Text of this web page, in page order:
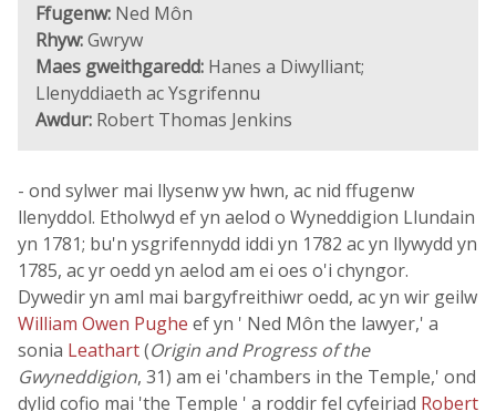
Ffugenw: Ned Môn
Rhyw:Gwryw
Maes gweithgaredd: Hanes a Diwylliant;
Llenyddiaeth ac Ysgrifennu
Awdur: Robert Thomas Jenkins
- ond sylwer mai llysenw yw hwn, ac nid ffugenw
llenyddol. Etholwyd ef yn aelod o Wyneddigion Llundain
yn 1781; bu'n ysgrifennydd iddi yn 1782 ac yn llywydd yn
1785, ac yr oedd yn aelod am ei oes o'i chyngor.
Dywedir yn aml mai bargyfreithiwr oedd, ac yn wir geilw
William Owen Pughe ef yn ' Ned Môn the lawyer,' a
sonia Leathart(Origin and Progress of the
Gwyneddigion, 31) am ei 'chambers in the Temple,' ond
dylid cofio mai 'the Temple ' a roddir fel cyfeiriad Robert